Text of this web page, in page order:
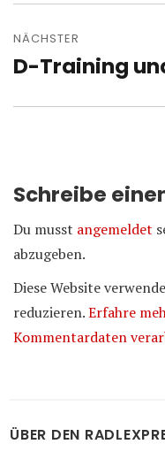
NÄCHSTER
Nächster
D-Training
Schreibe
Du musst angemeldet
abzugeben.
Diese Website
reduzieren.Erfahre
Kommentardaten
ÜBER DEN